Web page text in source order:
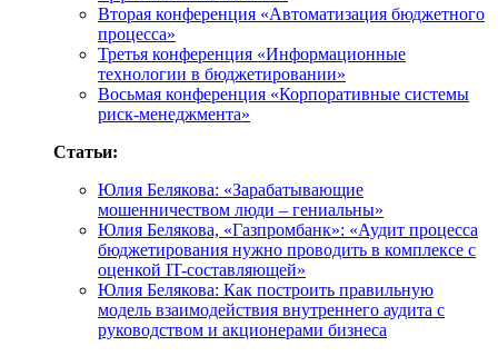
Вторая конференция «Автоматизация бюджетного
процесса»
Третья конференция «Информационные
технологии в бюджетировании»
Восьмая конференция «Корпоративные системы
риск-менеджмента»
Статьи:
Юлия Белякова: «Зарабатывающие
мошенничеством люди – гениальны»
Юлия Белякова, «Газпромбанк»: «Аудит процесса
бюджетирования нужно проводить в комплексе с
оценкой IT-составляющей»
Юлия Белякова: Как построить правильную
модель взаимодействия внутреннего аудита с
руководством и акционерами бизнеса